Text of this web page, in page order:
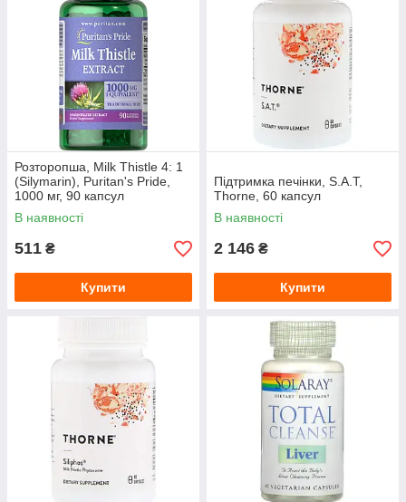
Розторопша, Milk Thistle 4: 1
(Silymarin), Puritan's Pride,
1000 мг, 90 капсул
В наявності
511 ₴
Купити
Підтримка печінки, S.A.T,
Thorne, 60 капсул
В наявності
2 146 ₴
Купити